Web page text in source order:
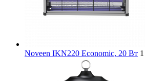
Noveen IKN220 Economic, 20 Вт